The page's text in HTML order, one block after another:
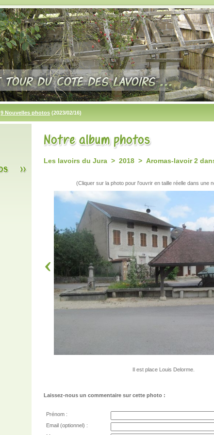
9 Nouvelles photos (2023/02/16)
Les lavoirs du Jura > 2018 > Aromas-lavoir 2
(Cliquer sur la photo pour l'ouvrir en taille réelle dans une
Il est place Louis Delorme.
Laissez-nous un commentaire sur cette photo :
Prénom :
Email (optionnel) :